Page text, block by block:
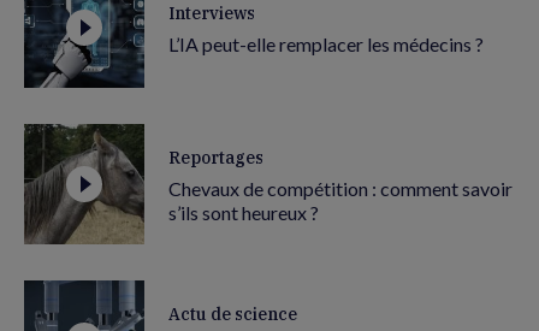
Interviews
L’IA peut-elle remplacer les médecins ?
Reportages
Chevaux de compétition : comment savoir
s’ils sont heureux ?
Actu de science